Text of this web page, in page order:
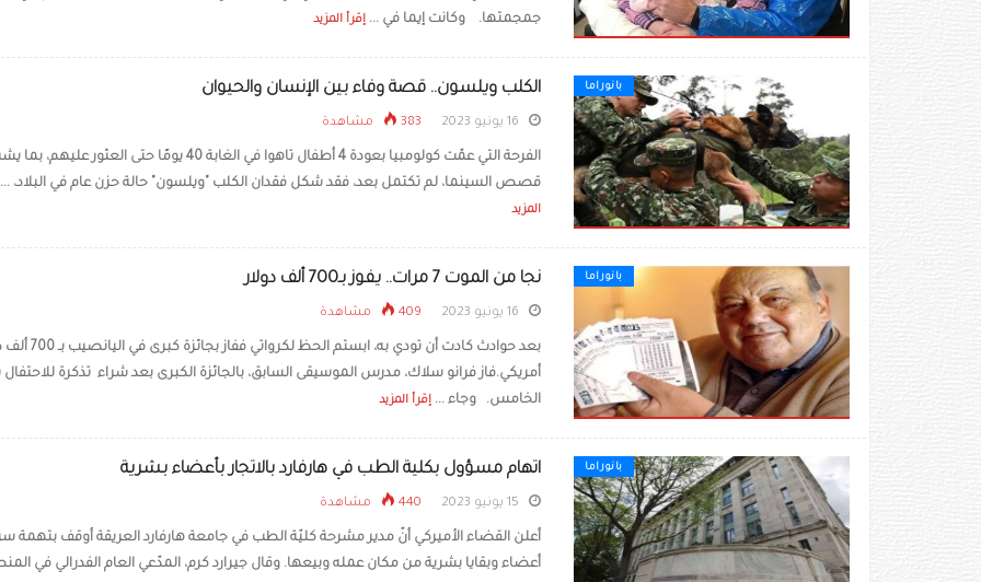
جمجمتها. وكانت إيما في ... إقرأ المزيد
بانوراما الكلب ويلسون.. قصة وفاء بين الإنسان والحيوان
383 مشاهدة
الفرحة التي عمّت كولومبيا بعودة 4 أطفال تاهوا في الغابة 40 يومًا حتى العثور عليهم،
قصص السينما، لم تكتمل بعد، فقد شكل فقدان الكلب "ويلسون" حالة حزن عام في البلاد، ...
المزيد
بانوراما نجا من الموت 7 مرات.. يفوز بـ700 ألف دولار
409 مشاهدة
بعد حوادث كادت أن تودي به، ابستم الحظ لكرواتي
أمريكي.فاز فرانو سلاك، مدرس الموسيقى السابق، بالجائزة الكبرى بعد شراء تذكرة للاحتفال
الخامس. وجاء ... إقرأ المزيد
بانوراما اتهام مسؤول بكلية الطب في هارفارد بالاتجار بأعضاء بشرية
440 مشاهدة
أعلن القضاء الأميركي أنّ مدير مشرحة كليّة الطب في جامعة هارفارد العريقة أوقف بتهمة
أعضاء وبقايا بشرية من مكان عمله وبيعها. وقال جيرارد كرم، المدّعي العام الفدرالي في